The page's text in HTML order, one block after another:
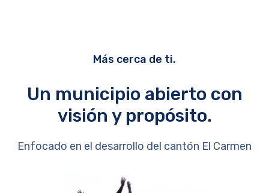
Más cerca de ti.
Un municipio abierto con
visión y propósito.
Enfocado en el desarrollo del cantón El Carmen